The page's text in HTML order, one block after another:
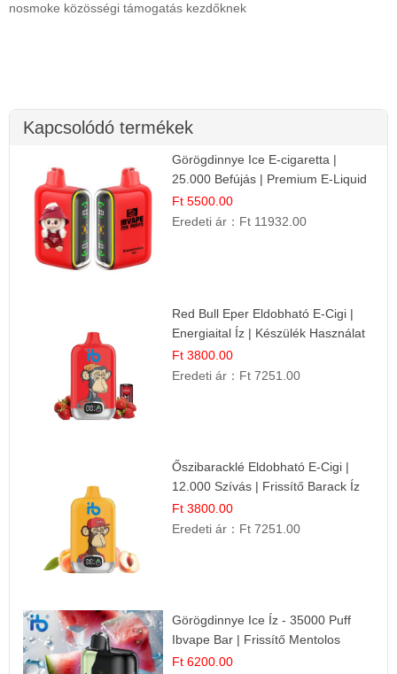
nosmoke közösségi támogatás kezdőknek
Kapcsolódó termékek
Görögdinnye Ice E-cigaretta |
25.000 Befújás | Premium E-Liquid
Ft 5500.00
Eredeti ár： Ft 11932.00
Red Bull Eper Eldobható E-Cigi |
Energiaital Íz | Készülék Használat
Ft 3800.00
Eredeti ár： Ft 7251.00
Őszibaracklé Eldobható E-Cigi |
12.000 Szívás | Frissítő Barack Íz
Ft 3800.00
Eredeti ár： Ft 7251.00
Görögdinnye Ice Íz - 35000 Puff
Ibvape Bar | Frissítő Mentolos
Élmény!
Ft 6200.00